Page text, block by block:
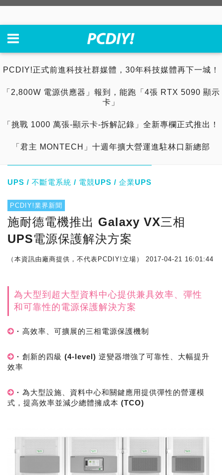
PCDIY!正式前進科技社群媒體，30年科技媒體再下一城！
「2,800W 電源供應器」報到，能跑「4張 RTX 5090 顯示
卡」
「挑戰 1000 萬張-顯示卡-拆解記錄」全新專欄正式推出！
「君主 MONTECH」十週年擴大營運進駐林口新總部
UPS / 不斷電系統 / 電競UPS / 企業UPS
PCDIY!業界新聞
施耐德電機推出 Galaxy VX三相
UPS電源保護解決方案
（本資訊由廠商提供，不代表PCDIY!立場） 2017-04-21 16:01:44
為大型到超大型資料中心提供兼具效率、彈性
和可靠性的電源保護解決方案
· 高效率、可擴展的三相電源保護機制
· 創新的四級 (4-level) 逆變器增強了可靠性、大幅提升
效率
· 為大型設施、資料中心和關鍵應用提供彈性的營運模
式，提高效率並減少總體擁成本 (TCO)